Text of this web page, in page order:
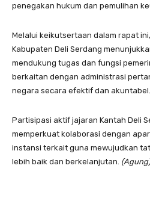
penegakan hukum dan pemulihan
Melalui keikutsertaan dalam rapat
Kabupaten Deli Serdang
mendukung tugas dan fungsi
berkaitan dengan administrasi
negara secara efektif dan akuntabel.
Partisipasi aktif jajaran Kantah Deli
memperkuat kolaborasi dengan
instansi terkait guna mewujudkan
lebih baik dan berkelanjutan. (Agung)